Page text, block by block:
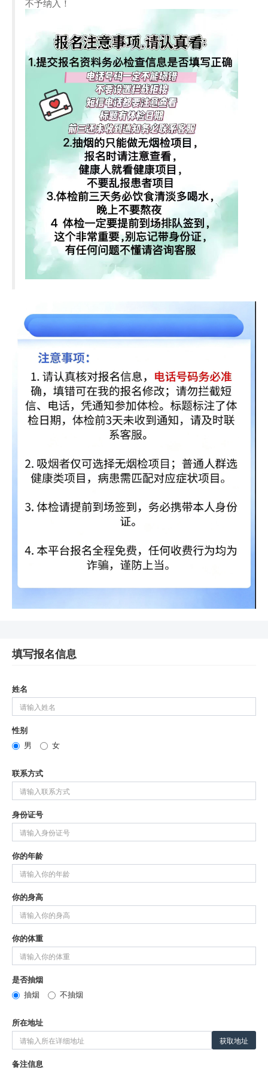
不予纳入！
填写报名信息
姓名
性别
男
女
联系方式
身份证号
你的年龄
你的身高
你的体重
是否抽烟
抽烟
不抽烟
所在地址
获取地址
备注信息